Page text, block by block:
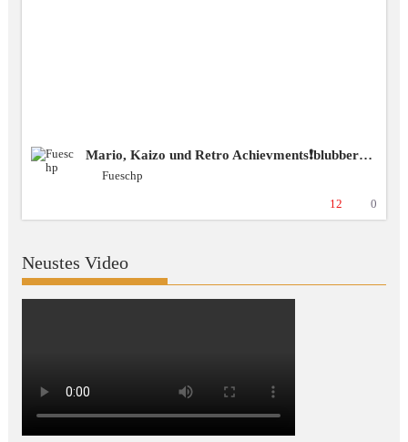
Mario, Kaizo und Retro Achievments❗️blubbercast❗️Discord ❗️BSG [+18 GER]
Fueschp
12 0
Neustes Video